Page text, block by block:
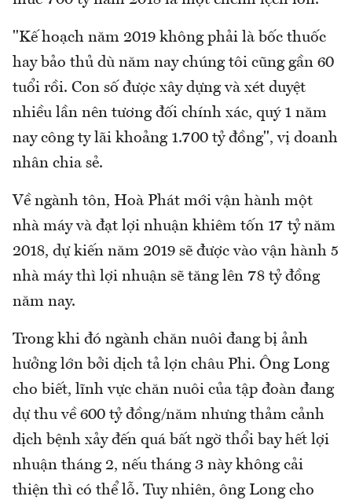
"Kế hoạch năm 2019 không phải là bốc thuốc
hay bảo thủ dù năm nay chúng tôi cũng gần 60
tuổi rồi. Con số được xây dựng và xét duyệt
nhiều lần nên tương đối chính xác, quý 1 năm
nay công ty lãi khoảng 1.700 tỷ đồng", vị doanh
nhân chia sẻ.
Về ngành tôn, Hoà Phát mới vận hành một
nhà máy và đạt lợi nhuận khiêm tốn 17 tỷ năm
2018, dự kiến năm 2019 sẽ được vào vận hành 5
nhà máy thì lợi nhuận sẽ tăng lên 78 tỷ đồng
năm nay.
Trong khi đó ngành chăn nuôi đang bị ảnh
hưởng lớn bởi dịch tả lợn châu Phi. Ông Long
cho biết, lĩnh vực chăn nuôi của tập đoàn đang
dự thu về 600 tỷ đồng/năm nhưng thảm cảnh
dịch bệnh xảy đến quá bất ngờ thổi bay hết lợi
nhuận tháng 2, nếu tháng 3 này không cải
thiện thì có thể lỗ. Tuy nhiên, ông Long cho